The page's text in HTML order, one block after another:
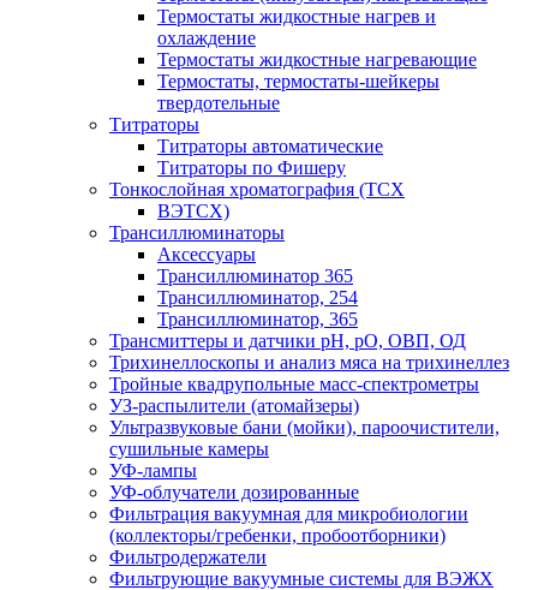
Термостаты жидкостные нагрев и
охлаждение
Термостаты жидкостные нагревающие
Термостаты, термостаты-шейкеры
твердотельные
Титраторы
Титраторы автоматические
Титраторы по Фишеру
Тонкослойная хроматография (ТСХ
ВЭТСХ)
Трансиллюминаторы
Аксессуары
Трансиллюминатор 365
Трансиллюминатор, 254
Трансиллюминатор, 365
Трансмиттеры и датчики рН, рО, ОВП, ОД
Трихинеллоскопы и анализ мяса на трихинеллез
Тройные квадрупольные масс-спектрометры
УЗ-распылители (атомайзеры)
Ультразвуковые бани (мойки), пароочистители,
сушильные камеры
УФ-лампы
УФ-облучатели дозированные
Фильтрация вакуумная для микробиологии
(коллекторы/гребенки, пробоотборники)
Фильтродержатели
Фильтрующие вакуумные системы для ВЭЖХ